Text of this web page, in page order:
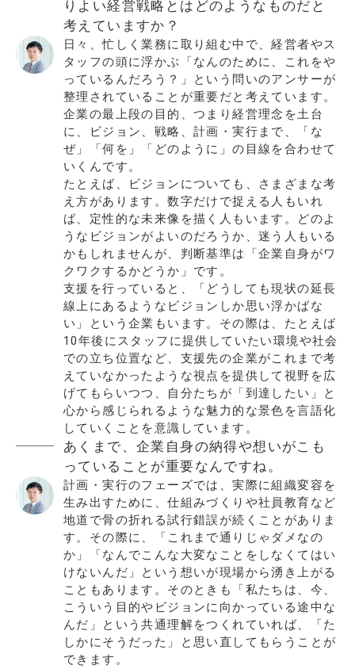
りよい経営戦略とはどのようなものだと
考えていますか？
日々、忙しく業務に取り組む中で、経営者やス
タッフの頭に浮かぶ「なんのために、これをや
っているんだろう？」という問いのアンサーが
整理されていることが重要だと考えています。
企業の最上段の目的、つまり経営理念を土台
に、ビジョン、戦略、計画・実行まで、「な
ぜ」「何を」「どのように」の目線を合わせて
いくんです。
たとえば、ビジョンについても、さまざまな考
え方があります。数字だけで捉える人もいれ
ば、定性的な未来像を描く人もいます。どのよ
うなビジョンがよいのだろうか、迷う人もいる
かもしれませんが、判断基準は「企業自身がワ
クワクするかどうか」です。
支援を行っていると、「どうしても現状の延長
線上にあるようなビジョンしか思い浮かばな
い」という企業もいます。その際は、たとえば
10年後にスタッフに提供していたい環境や社会
での立ち位置など、支援先の企業がこれまで考
えていなかったような視点を提供して視野を広
げてもらいつつ、自分たちが「到達したい」と
心から感じられるような魅力的な景色を言語化
していくことを意識しています。
あくまで、企業自身の納得や想いがこも
っていることが重要なんですね。
計画・実行のフェーズでは、実際に組織変容を
生み出すために、仕組みづくりや社員教育など
地道で骨の折れる試行錯誤が続くことがありま
す。その際に、「これまで通りじゃダメなの
か」「なんでこんな大変なことをしなくてはい
けないんだ」という想いが現場から湧き上がる
こともあります。そのときも「私たちは、今、
こういう目的やビジョンに向かっている途中な
んだ」という共通理解をつくれていれば、「た
しかにそうだった」と思い直してもらうことが
できます。